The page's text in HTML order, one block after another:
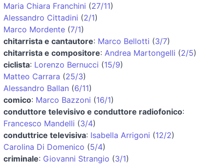
Maria Chiara Franchini (27/11)
Alessandro Cittadini (2/1)
Marco Mordente (7/1)
chitarrista e cantautore: Marco Bellotti (3/7)
chitarrista e compositore: Andrea Martongelli (2/5)
ciclista: Lorenzo Bernucci (15/9)
Matteo Carrara (25/3)
Alessandro Ballan (6/11)
comico: Marco Bazzoni (16/1)
conduttore televisivo e conduttore radiofonico:
Francesco Mandelli (3/4)
conduttrice televisiva: Isabella Arrigoni (12/2)
Carolina Di Domenico (5/4)
criminale: Giovanni Strangio (3/1)